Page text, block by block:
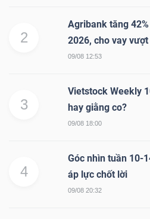
2
Agribank tăng
2026, cho vay
09/08 12:53
3
Vietstock Weekly
hay giằng co?
09/08 18:00
4
Góc nhìn tuần 10-
áp lực chốt lời
09/08 20:32